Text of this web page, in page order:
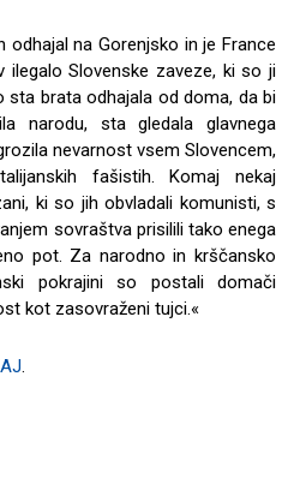
odhajal na Gorenjsko in je France
ilegalo Slovenske zaveze, ki so ji
sta brata odhajala od doma, da bi
narodu, sta gledala glavnega
nevarnost vsem Slovencem,
fašistih. Komaj nekaj
ki so jih obvladali komunisti, s
sovraštva prisilili tako enega
pot. Za narodno in krščansko
pokrajini so postali domači
kot zasovraženi tujci.«
.